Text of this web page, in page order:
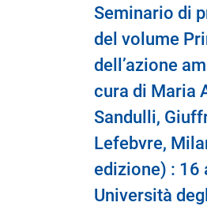
documento
Seminario di
del volume
dell’azione
cura di Maria
Sandulli,
Lefebvre,
edizione) : 16
Università